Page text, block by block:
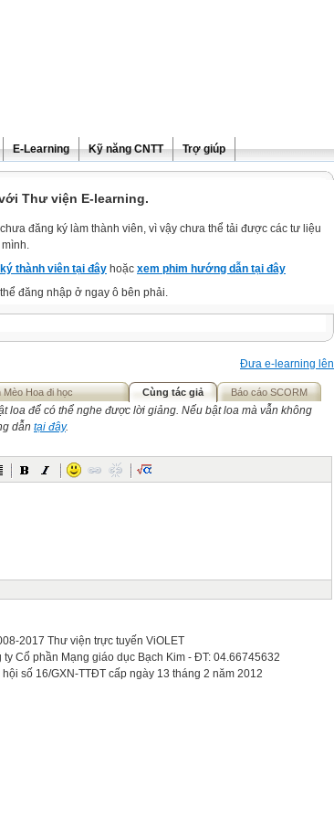
E-Learning Kỹ năng CNTT Trợ giúp
Thư viện E-learning.
đăng ký làm thành viên, vì vậy chưa thể tải được các tư liệu
thành viên tại đây hoặc xem phim hướng dẫn tại đây
đăng nhập ở ngay ô bên phải.
Đưa e-learning lên
Mèo Hoa đi học Cùng tác giả Báo cáo SCORM
loa để có thể nghe được lời giảng. Nếu bật loa mà vẫn không
dẫn tại đây.
2017 Thư viện trực tuyến ViOLET
Cổ phần Mạng giáo dục Bạch Kim - ĐT: 04.66745632
số 16/GXN-TTĐT cấp ngày 13 tháng 2 năm 2012